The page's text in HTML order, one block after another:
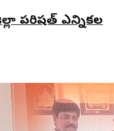
పరిషత్ ఎన్నికల